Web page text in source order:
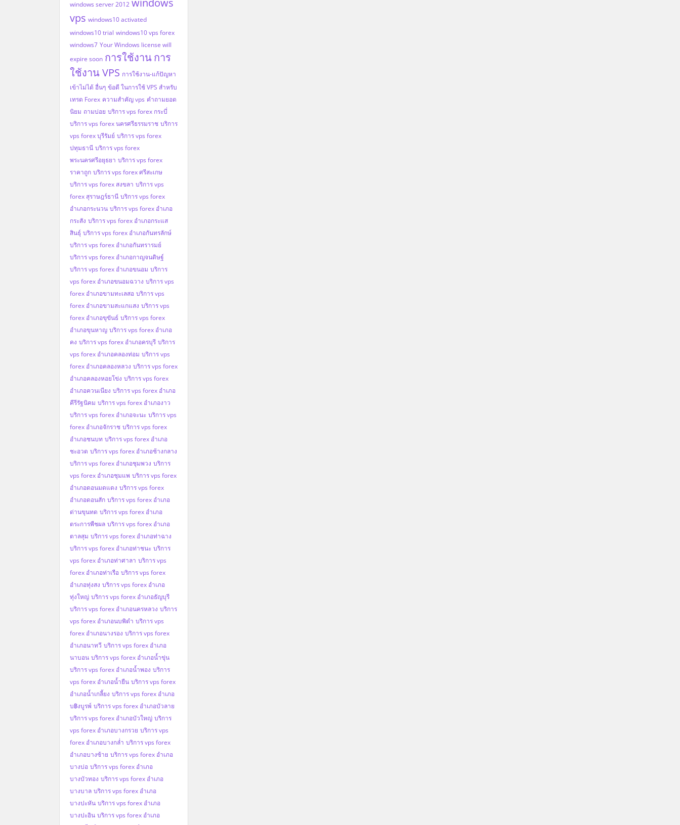
windows server 2012 windows
vps windows10 activated
windows10 trial windows10 vps forex
windows7 Your Windows license will
expire soon การใช้งานการ
ใช้งาน VPS การใช้งาน-แก้ปัญหา
เข้าไม่ได้ อื่นๆ ข้อดี ในการใช้ VPS สำหรับ
เทรด Forex ความสำคัญ vps คำถามยอด
นิยม ถามบ่อย บริการ vps forex กระบี่
บริการ vps forex นครศรีธรรมราช บริการ
vps forex บุรีรัมย์ บริการ vps forex
ปทุมธานี บริการ vps forex
พระนครศรีอยุธยา บริการ vps forex
ราคาถูก บริการ vps forex ศรีสะเกษ
บริการ vps forex สงขลา บริการ vps
forex สุราษฎร์ธานี บริการ vps forex
อำเภอกระนวน บริการ vps forex อำเภอ
กระสัง บริการ vps forex อำเภอกระแส
สินธุ์ บริการ vps forex อำเภอกันทรลักษ์
บริการ vps forex อำเภอกันทรารมย์
บริการ vps forex อำเภอกาญจนดิษฐ์
บริการ vps forex อำเภอขนอม บริการ
vps forex อำเภอขนอมฉวาง บริการ vps
forex อำเภอขามทะเลสอ บริการ vps
forex อำเภอขามสะแกแสง บริการ vps
forex อำเภอขุขันธ์ บริการ vps forex
อำเภอขุนหาญ บริการ vps forex อำเภอ
คง บริการ vps forex อำเภอครบุรี บริการ
vps forex อำเภอคลองท่อม บริการ vps
forex อำเภอคลองหลวง บริการ vps forex
อำเภอคลองหอยโข่ง บริการ vps forex
อำเภอควนเนียง บริการ vps forex อำเภอ
คีรีรัฐนิคม บริการ vps forex อำเภองาว
บริการ vps forex อำเภอจะนะ บริการ vps
forex อำเภอจักราช บริการ vps forex
อำเภอชนบท บริการ vps forex อำเภอ
ชะอวด บริการ vps forex อำเภอช้างกลาง
บริการ vps forex อำเภอชุมพวง บริการ
vps forex อำเภอชุมแพ บริการ vps forex
อำเภอดอนมดแดง บริการ vps forex
อำเภอดอนสัก บริการ vps forex อำเภอ
ด่านขุนทด บริการ vps forex อำเภอ
ตระการพืชผล บริการ vps forex อำเภอ
ตาลสุม บริการ vps forex อำเภอท่าฉาง
บริการ vps forex อำเภอท่าชนะ บริการ
vps forex อำเภอท่าศาลา บริการ vps
forex อำเภอท่าเรือ บริการ vps forex
อำเภอทุ่งสง บริการ vps forex อำเภอ
ทุ่งใหญ่ บริการ vps forex อำเภอธัญบุรี
บริการ vps forex อำเภอนครหลวง บริการ
vps forex อำเภอนบพิตำ บริการ vps
forex อำเภอนางรอง บริการ vps forex
อำเภอนาทวี บริการ vps forex อำเภอ
นาบอน บริการ vps forex อำเภอน้ำขุ่น
บริการ vps forex อำเภอน้ำพอง บริการ
vps forex อำเภอน้ำยืน บริการ vps forex
อำเภอน้ำเกลี้ยง บริการ vps forex อำเภอ
บ฿งบูรพ์ บริการ vps forex อำเภอบัวลาย
บริการ vps forex อำเภอบัวใหญ่ บริการ
vps forex อำเภอบางกรวย บริการ vps
forex อำเภอบางกล่ำ บริการ vps forex
อำเภอบางซ้าย บริการ vps forex อำเภอ
บางบ่อ บริการ vps forex อำเภอ
บางบัวทอง บริการ vps forex อำเภอ
บางบาล บริการ vps forex อำเภอ
บางปะหัน บริการ vps forex อำเภอ
บางปะอิน บริการ vps forex อำเภอ